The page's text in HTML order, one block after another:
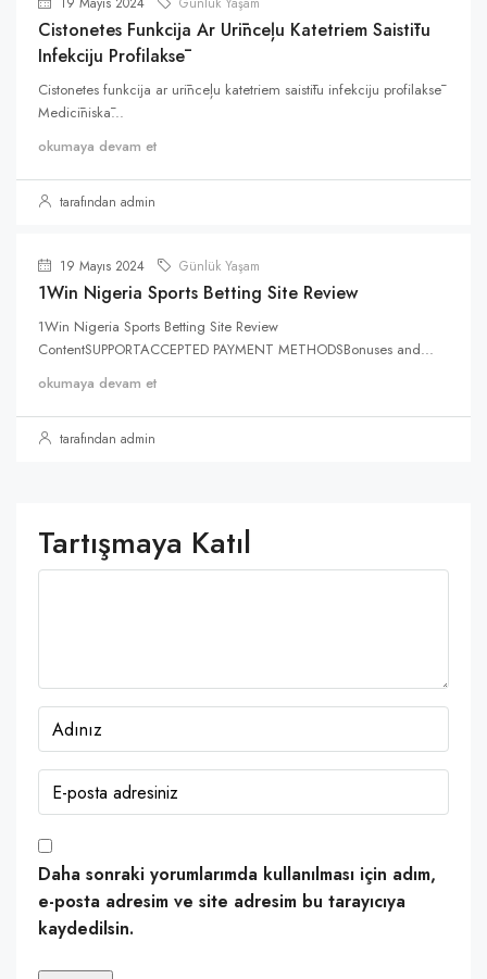
Cistonetes Funkcija Ar Urīnceļu Katetriem Saistītu
Infekciju Profilaksē
Cistonetes funkcija ar urīnceļu katetriem saistītu infekciju profilaksē
Medicīniskā...
okumaya devam et
tarafından admin
19 Mayıs 2024 Günlük Yaşam
1Win Nigeria Sports Betting Site Review
1Win Nigeria Sports Betting Site Review
ContentSUPPORTACCEPTED PAYMENT METHODSBonuses and...
okumaya devam et
tarafından admin
Tartışmaya Katıl
Daha sonraki yorumlarımda kullanılması için adım,
e-posta adresim ve site adresim bu tarayıcıya
kaydedilsin.